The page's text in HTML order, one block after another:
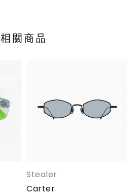
相關商品
Stealer
Carter